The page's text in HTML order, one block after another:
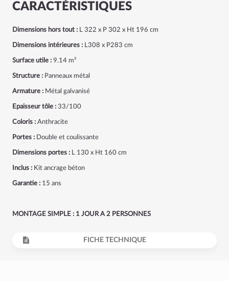
CARACTÉRISTIQUES
Dimensions hors tout : L 322 x P 302 x Ht 196 cm
Dimensions intérieures : L308 x P283 cm
Surface utile : 9.14 m²
Structure : Panneaux métal
Armature : Métal galvanisé
Epaisseur tôle : 33/100
Coloris : Anthracite
Portes : Double et coulissante
Dimensions portes : L 130 x Ht 160 cm
Inclus : Kit ancrage béton
Garantie : 15 ans
MONTAGE SIMPLE : 1 JOUR A 2 PERSONNES
FICHE TECHNIQUE